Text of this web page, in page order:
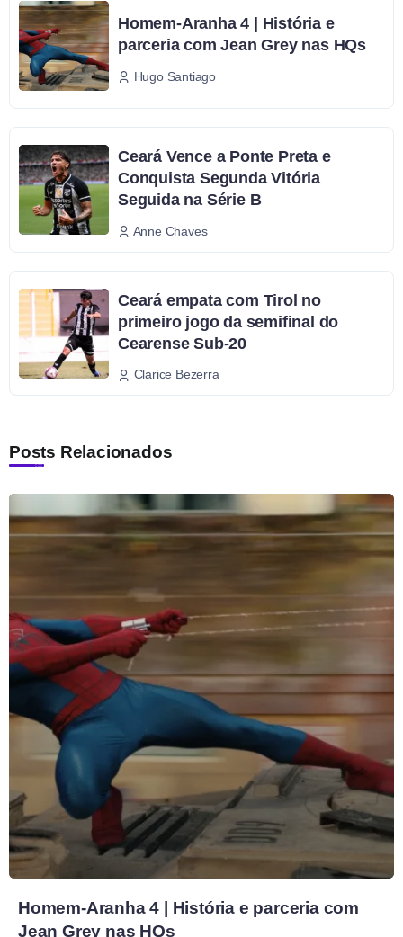
Homem-Aranha 4 | História e
parceria com Jean Grey nas HQs
Hugo Santiago
Ceará Vence a Ponte Preta e
Conquista Segunda Vitória
Seguida na Série B
Anne Chaves
Ceará empata com Tirol no
primeiro jogo da semifinal do
Cearense Sub-20
Clarice Bezerra
Posts Relacionados
Homem-Aranha 4 | História e parceria com
Jean Grey nas HQs